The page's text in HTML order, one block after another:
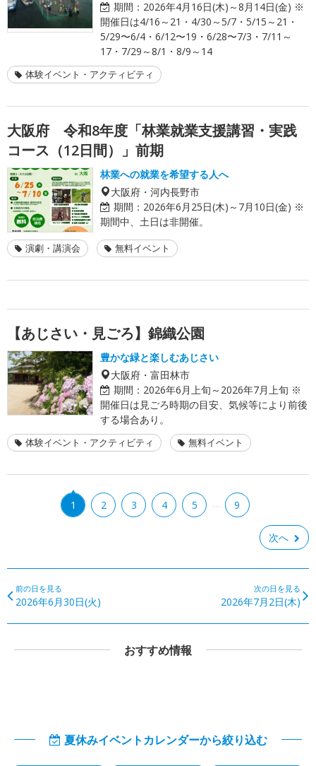
期間： 2026年4月16日(木)～8月14日(金) ※
開催日は4/16～21・4/30～5/7・5/15～21・
5/29〜6/4・6/12〜19・6/28〜7/3・7/11～
17・7/29～8/1・8/9～14
体験イベント・アクティビティ
大阪府 令和8年度「林業就業支援講習・実践
コース（12日間）」前期
林業への就業を希望する人へ
大阪府・河内長野市
期間： 2026年6月25日(木)～7月10日(金) ※
期間中、土日は非開催。
演劇・講演会 無料イベント
【あじさい・見ごろ】錦織公園
豊かな緑と楽しむあじさい
大阪府・富田林市
期間： 2026年6月上旬～2026年7月上旬 ※
開催日は見ごろ時期の目安、気候等により前後
する場合あり。
体験イベント・アクティビティ 無料イベント
1 2 3 4 5 … 9
次へ
前の日を見る
2026年6月30日(火)
次の日を見る
2026年7月2日(木)
おすすめ情報
夏休みイベントカレンダーから絞り込む